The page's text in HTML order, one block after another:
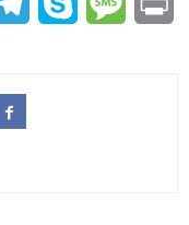
Print
Message